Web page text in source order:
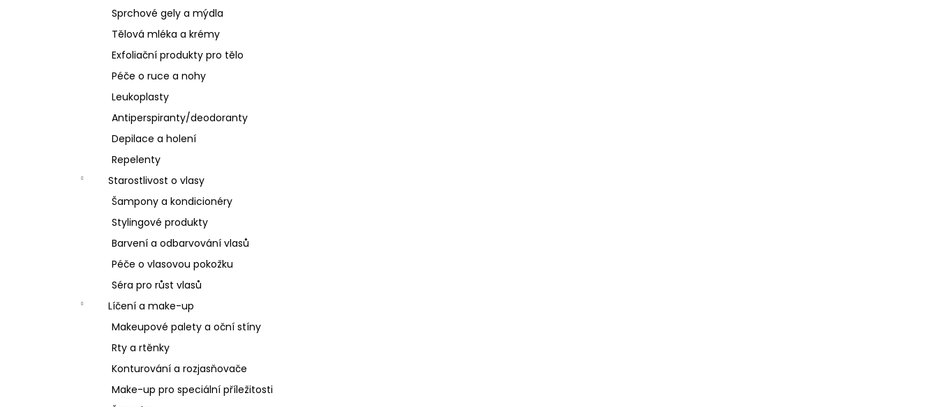
Sprchové gely a mýdla
Tělová mléka a krémy
Exfoliační produkty pro tělo
Péče o ruce a nohy
Leukoplasty
Antiperspiranty/deodoranty
Depilace a holení
Repelenty
Starostlivost o vlasy
Šampony a kondicionéry
Stylingové produkty
Barvení a odbarvování vlasů
Péče o vlasovou pokožku
Séra pro růst vlasů
Líčení a make-up
Makeupové palety a oční stíny
Rty a rtěnky
Konturování a rozjasňovače
Make-up pro speciální příležitosti